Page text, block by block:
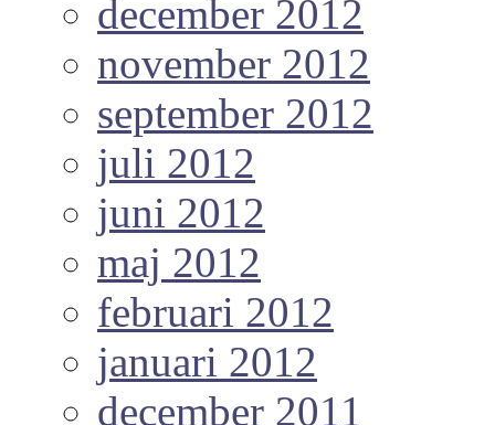
december 2012
november 2012
september 2012
juli 2012
juni 2012
maj 2012
februari 2012
januari 2012
december 2011